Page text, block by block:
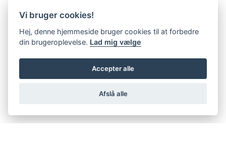
Vi bruger cookies!
Hej, denne hjemmeside bruger cookies til at forbedre
din brugeroplevelse. Lad mig vælge
Accepter alle
Afslå alle